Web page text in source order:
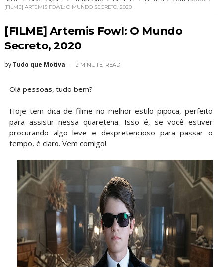
[FILME] ARTEMIS FOWL: O MUNDO SECRETO, 2020
[FILME] Artemis Fowl: O Mundo
Secreto, 2020
by Tudo que Motiva 2 MINUTE READ
Olá pessoas, tudo bem?
Hoje tem dica de filme no melhor estilo pipoca, perfeito
para assistir nessa quaretena. Isso é, se você estiver
procurando algo leve e despretencioso para passar o
tempo, é claro. Vem comigo!